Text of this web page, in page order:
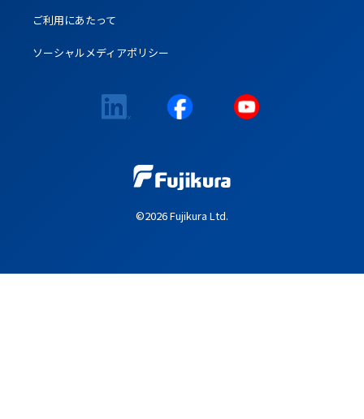
ご利用にあたって
ソーシャルメディアポリシー
©2026 Fujikura Ltd.